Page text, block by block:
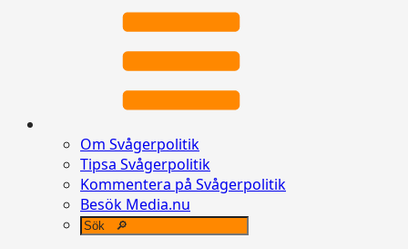
Om Svågerpolitik
Tipsa Svågerpolitik
Kommentera på Svågerpolitik
Besök Media.nu